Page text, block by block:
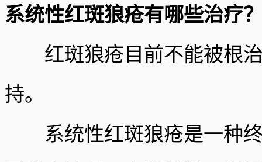
系统性红斑狼疮有哪些治疗
红斑狼疮目前不能被根治
持。
系统性红斑狼疮是一种终